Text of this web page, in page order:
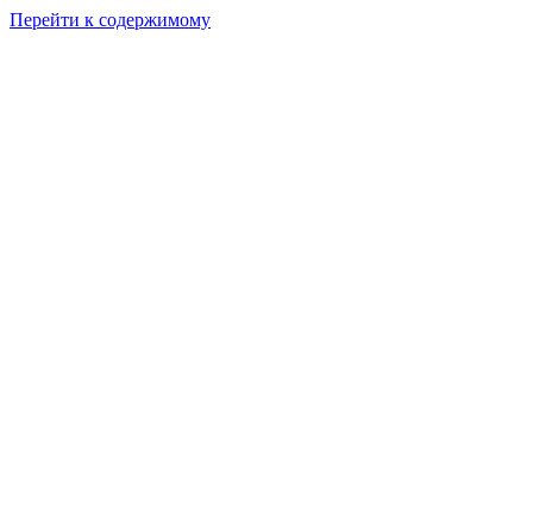
Перейти к содержимому